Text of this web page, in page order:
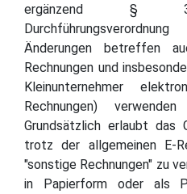
ergänzend §
Änderungen betreffen
Rechnungen und
Kleinunternehmer
Rechnungen)
Grundsätzlich erlaubt das
trotz der allgemeinen E-
"sonstige Rechnungen" zu
in Papierform oder als